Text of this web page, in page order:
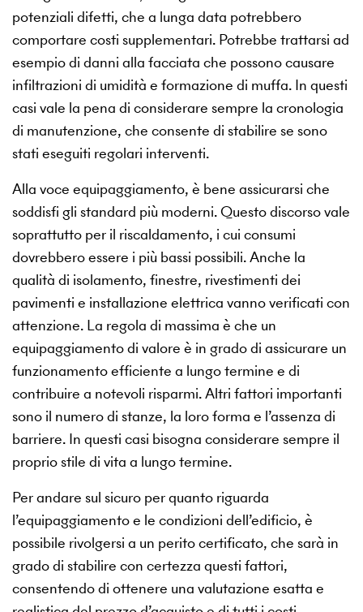
potenziali difetti, che a lunga data potrebbero
comportare costi supplementari. Potrebbe trattarsi ad
esempio di danni alla facciata che possono causare
infiltrazioni di umidità e formazione di muffa. In questi
casi vale la pena di considerare sempre la cronologia
di manutenzione, che consente di stabilire se sono
stati eseguiti regolari interventi.
Alla voce equipaggiamento, è bene assicurarsi che
soddisfi gli standard più moderni. Questo discorso vale
soprattutto per il riscaldamento, i cui consumi
dovrebbero essere i più bassi possibili. Anche la
qualità di isolamento, finestre, rivestimenti dei
pavimenti e installazione elettrica vanno verificati con
attenzione. La regola di massima è che un
equipaggiamento di valore è in grado di assicurare un
funzionamento efficiente a lungo termine e di
contribuire a notevoli risparmi. Altri fattori importanti
sono il numero di stanze, la loro forma e l’assenza di
barriere. In questi casi bisogna considerare sempre il
proprio stile di vita a lungo termine.
Per andare sul sicuro per quanto riguarda
l’equipaggiamento e le condizioni dell’edificio, è
possibile rivolgersi a un perito certificato, che sarà in
grado di stabilire con certezza questi fattori,
consentendo di ottenere una valutazione esatta e